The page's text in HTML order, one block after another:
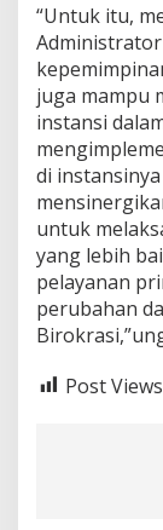
“Untuk itu,
juga mampu
instansi
di
untuk
yang lebih
pelayanan
perubahan
Post